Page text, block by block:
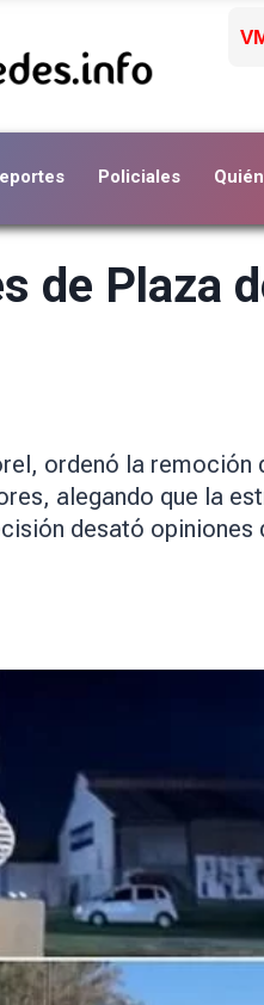
Policiales
de Plaza
ordenó la remoción
alegando que la
desató